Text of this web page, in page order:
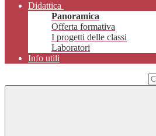
Didattica
Panoramica
Offerta formativa
I progetti delle classi
Laboratori
Info utili